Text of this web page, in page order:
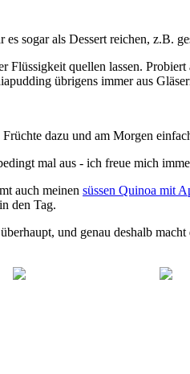
sogar als Dessert reichen, z.B.
Flüssigkeit quellen lassen.
übrigens immer aus
dazu und am Morgen
mal aus - ich freue mich
auch meinen süssen Quinoa mit
den Tag.
und genau deshalb